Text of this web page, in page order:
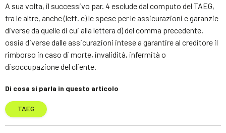
A sua volta, il successivo par. 4 esclude dal computo del TAEG,
tra le altre, anche (lett. e) le spese per le assicurazioni e garanzie
diverse da quelle di cui alla lettera d) del comma precedente,
ossia diverse dalle assicurazioni intese a garantire al creditore il
rimborso in caso di morte, invalidità, infermità o
disoccupazione del cliente.
Di cosa si parla in questo articolo
TAEG